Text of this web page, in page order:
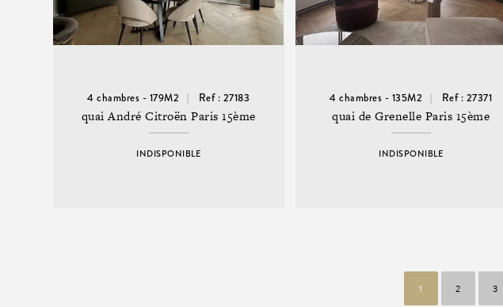
4 chambres - 179M2 Ref : 27183
quai André Citroën Paris 15ème
INDISPONIBLE
4 chambres - 135M2 Ref : 27371
quai de Grenelle Paris 15ème
INDISPONIBLE
1 2 3